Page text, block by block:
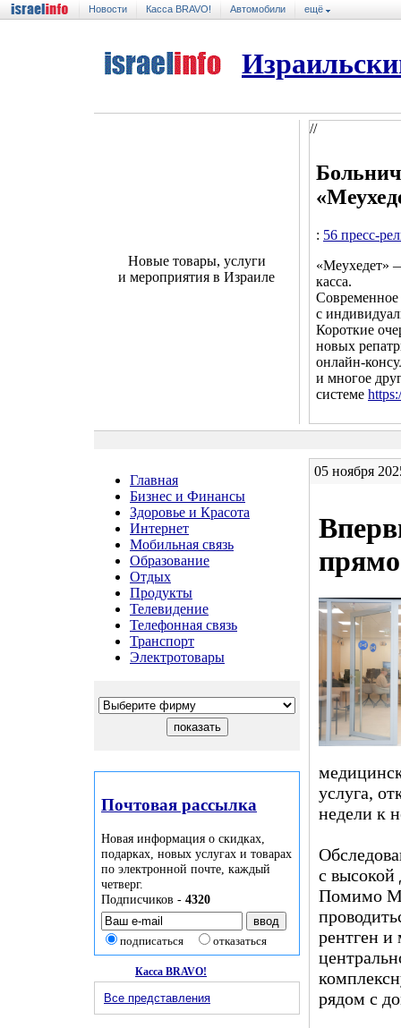
Новости Касса BRAVO! Автомобили ещё
Новые товары, услуги
и мероприятия в Израиле
//
: 56 пресс-
«Меухедет»
касса.
с
Короткие
новых
онлайн-
и многое
системе
Главная
Бизнес и Финансы
Здоровье и Красота
Интернет
Мобильная связь
Образование
Отдых
Продукты
Телевидение
Телефонная связь
Транспорт
Электротовары
Почтовая рассылка
Новая информация о скидках,
подарках, новых услугах и товарах
по электронной почте, каждый
четверг.
Подписчиков - 4320
подписаться отказаться
Касса BRAVO!
Все представления
05 ноября
услуга,
недели к
с высокой
Помимо
рентген
рядом с